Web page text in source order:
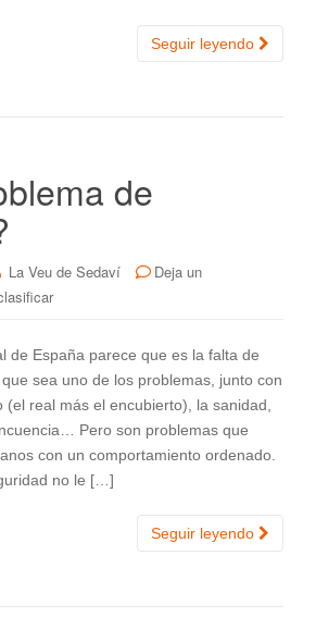
Seguir leyendo
de
La Veu de Sedaví
Deja un
de España parece que es la falta de
sea uno de los problemas, junto con
(el real más el encubierto), la sanidad,
Pero son problemas que
con un comportamiento ordenado.
no le […]
Seguir leyendo